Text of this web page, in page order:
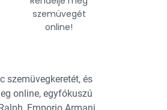
szemüvegét
online!
szemüvegkeretét, és
online, egyfókuszú